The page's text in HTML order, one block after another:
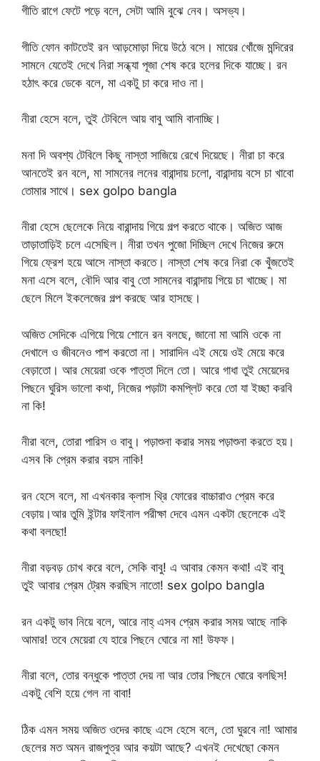
গীতি রাগে ফেটে পড়ে বলে, সেটা আমি বুঝে নেব। অসভ্য।
গীতি ফোন কাটতেই রন আড়মোড়া দিয়ে উঠে বসে। মায়ের খোঁজে মন্দিরের
সামনে যেতেই দেখে নিরা সন্ধ্যা পূজা শেষ করে হলের দিকে যাচ্ছে। রন
হঠাৎ করে ডেকে বলে, মা একটু চা করে দাও না।
নীরা হেসে বলে, তুই টেবিলে আয় বাবু আমি বানাচ্ছি।
মনা দি অবশ্য টেবিলে কিছু নাস্তা সাজিয়ে রেখে দিয়েছে। নীরা চা করে
আনতেই রন বলে, মা সামনের লনের বারান্দায় চলো, বারান্দায় বসে চা খাবো
তোমার সাথে। sex golpo bangla
নীরা হেসে ছেলেকে নিয়ে বারান্দায় গিয়ে গল্প করতে থাকে। অজিত আজ
তাড়াতাড়িই চলে এসেছিল। নীরা তখন পুজো দিচ্ছিল দেখে নিজের রুমে
গিয়ে ফ্রেশ হয়ে আসে নাস্তা করতে। নাস্তা শেষ করে নিরা কে খুঁজতেই
মনা এসে বলে, বৌদি আর বাবু তো সামনের বারান্দায় গিয়ে চা খাচ্ছে। মা
ছেলে মিলে ইকলেজের গল্প করছে আর হাসছে।
অজিত সেদিকে এগিয়ে গিয়ে শোনে রন বলছে, জানো মা আমি ওকে না
দেখালে ও জীবনেও পাশ করতো না। সারাদিন এই মেয়ে ওই মেয়ে করে
বেড়াতো। আর মেয়েরা ওকে পাত্তা দিলে তো। আরে গাধা তুই মেয়েদের
পিছনে ঘুরিস ভালো কথা, নিজের পড়াটা কমপ্লিট করে তো যা ইচ্ছা করবি
না কি!
নীরা বলে, তোরা পারিস ও বাবু। পড়াশুনা করার সময় পড়াশুনা করতে হয়।
এসব কি প্রেম করার বয়স নাকি!
রন হেসে বলে, মা এখনকার ক্লাস থ্রি ফোরের বাচ্চারাও প্রেম করে
বেড়ায়।আর তুমি ইন্টার ফাইনাল পরীক্ষা দেবে এমন একটা ছেলেকে এই
কথা বলছো!
নীরা বড়বড় চোখ করে বলে, সেকি বাবু! এ আবার কেমন কথা! এই বাবু
তুই আবার প্রেম ট্রেম করছিস নাতো! sex golpo bangla
রন একটু ভাব নিয়ে বলে, আরে নাহ্ এসব প্রেম করার সময় আছে নাকি
আমার! তবে মেয়েরা যে হারে পিছনে ঘোরে না মা! উফফ।
নীরা বলে, তোর বন্ধুকে পাত্তা দেয় না আর তোর পিছনে ঘোরে বলছিস!
একটু বেশি হয়ে গেল না বাবা!
ঠিক এমন সময় অজিত ওদের কাছে এসে হেসে বলে, তো ঘুরবে না! আমার
ছেলের মত অমন রাজপুত্র আর কয়টা আছে? এখনই দেখেছো কেমন